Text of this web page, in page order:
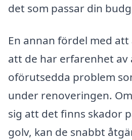
det som passar din
En annan fördel med
att de har erfarenhet av
oförutsedda problem
under renoveringen.
sig att det finns skador
golv, kan de snabbt